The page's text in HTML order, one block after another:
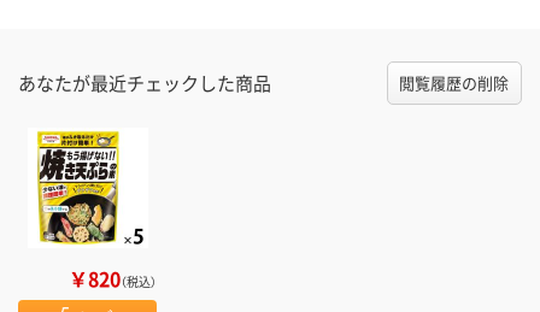
あなたが最近チェックした商品 閲覧履歴の削除
￥820（税込）